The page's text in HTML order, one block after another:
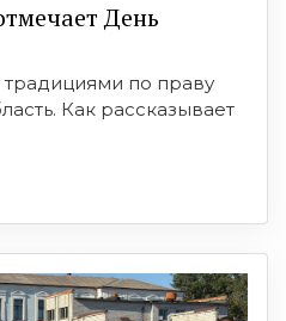
День
по праву
Как рассказывает